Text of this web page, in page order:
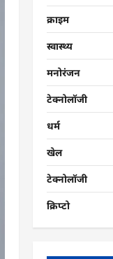
क्राइम
स्वास्थ्य
मनोरंजन
टेक्नोलॉजी
धर्म
खेल
टेक्नोलॉजी
क्रिप्टो